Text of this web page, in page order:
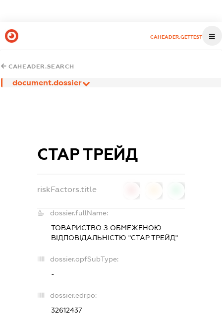
CAHEADER.GETTEST
CAHEADER.SEARCH
document.dossier
СТАР ТРЕЙД
riskFactors.title
dossier.fullName:
ТОВАРИСТВО З ОБМЕЖЕНОЮ
ВІДПОВІДАЛЬНІСТЮ "СТАР ТРЕЙД"
dossier.opfSubType:
-
dossier.edrpo:
32612437